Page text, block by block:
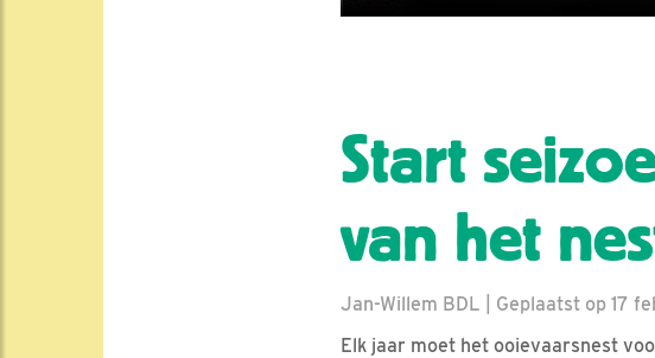
Start
van het
Jan-Willem BDL | Geplaatst op 17
Elk jaar moet het ooievaarsnest